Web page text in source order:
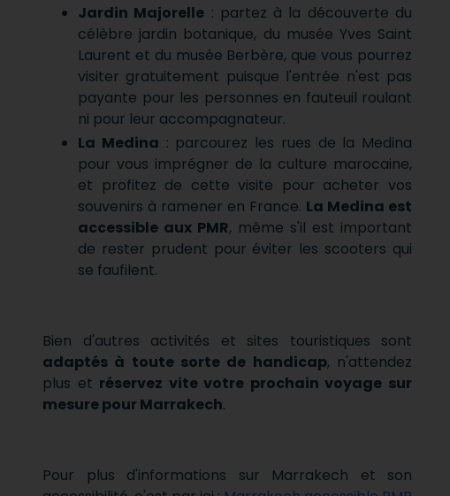
Jardin Majorelle : partez à la découverte du
célèbre jardin botanique, du musée Yves Saint
Laurent et du musée Berbère, que vous pourrez
visiter gratuitement puisque l'entrée n'est pas
payante pour les personnes en fauteuil roulant
ni pour leur accompagnateur.
La Medina : parcourez les rues de la Medina
pour vous imprégner de la culture marocaine,
et profitez de cette visite pour acheter vos
souvenirs à ramener en France. La Medina est
accessible aux PMR, même s'il est important
de rester prudent pour éviter les scooters qui
se faufilent.
Bien d'autres activités et sites touristiques sont
adaptés à toute sorte de handicap, n'attendez
plus et réservez vite votre prochain voyage sur
mesure pour Marrakech.
Pour plus d'informations sur Marrakech et son